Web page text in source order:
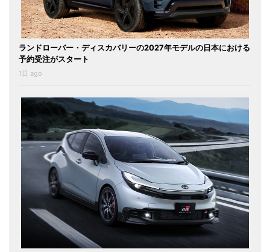
ランドローバー・ディスカバリーの2027年モデルの日本における
予約受注がスタート
1日 ago